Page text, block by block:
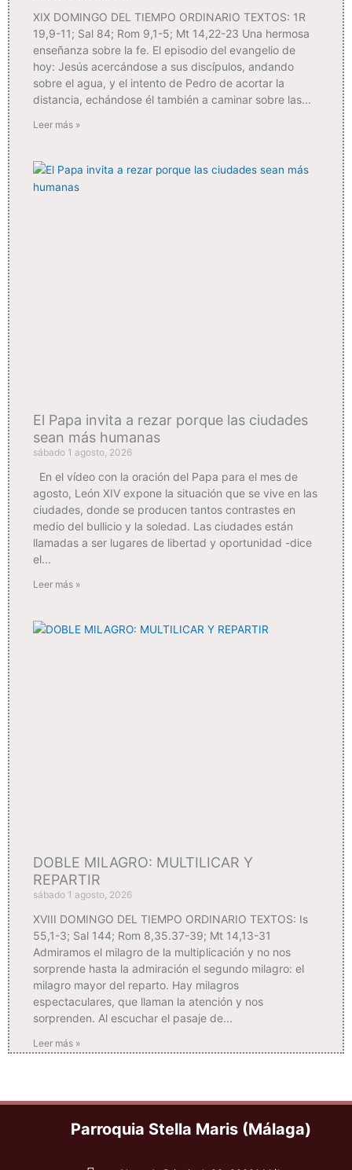
XIX DOMINGO DEL TIEMPO ORDINARIO TEXTOS: 1R
19,9-11; Sal 84; Rom 9,1-5; Mt 14,22-23 Una hermosa
enseñanza sobre la fe. El episodio del evangelio de
hoy: Jesús acercándose a sus discípulos, andando
sobre el agua, y el intento de Pedro de acortar la
distancia, echándose él también a caminar sobre las
Leer más »
El Papa invita a rezar porque las ciudades
sean más humanas
sábado 1 agosto, 2026
En el vídeo con la oración del Papa para el mes de
agosto, León XIV expone la situación que se vive en las
ciudades, donde se producen tantos contrastes en
medio del bullicio y la soledad. Las ciudades están
llamadas a ser lugares de libertad y oportunidad -dice
el
Leer más »
DOBLE MILAGRO: MULTILICAR Y
REPARTIR
sábado 1 agosto, 2026
XVIII DOMINGO DEL TIEMPO ORDINARIO TEXTOS: Is
55,1-3; Sal 144; Rom 8,35.37-39; Mt 14,13-31
Admiramos el milagro de la multiplicación y no nos
sorprende hasta la admiración el segundo milagro: el
milagro mayor del reparto. Hay milagros
espectaculares, que llaman la atención y nos
sorprenden. Al escuchar el pasaje de
Leer más »
Parroquia Stella Maris (Málaga)